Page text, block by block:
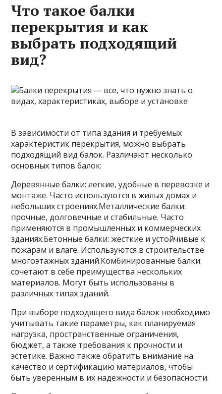
Что такое балки
перекрытия и как
выбрать подходящий
вид?
В зависимости от типа здания и требуемых
характеристик перекрытия, можно выбрать
подходящий вид балок. Различают несколько
основных типов балок:
Деревянные балки: легкие, удобные в перевозке и
монтаже. Часто используются в жилых домах и
небольших строениях.Металлические балки:
прочные, долговечные и стабильные. Часто
применяются в промышленных и коммерческих
зданиях.Бетонные балки: жесткие и устойчивые к
пожарам и влаге. Используются в строительстве
многоэтажных зданий.Комбинированные балки:
сочетают в себе преимущества нескольких
материалов. Могут быть использованы в
различных типах зданий.
При выборе подходящего вида балок необходимо
учитывать такие параметры, как планируемая
нагрузка, пространственные ограничения,
бюджет, а также требования к прочности и
эстетике. Важно также обратить внимание на
качество и сертификацию материалов, чтобы
быть уверенным в их надежности и безопасности.